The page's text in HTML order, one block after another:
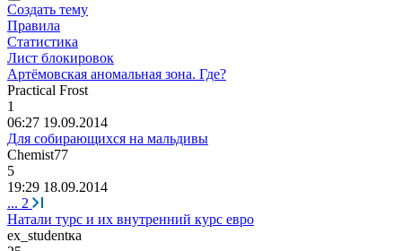
Создать тему
Правила
Статистика
Лист блокировок
Артёмовская аномальная зона. Где?
Practical Frost
1
06:27 19.09.2014
Для собирающихся на мальдивы
Chemist77
5
19:29 18.09.2014
... 2
Натали турс и их внутренний курс евро
ex_studentка